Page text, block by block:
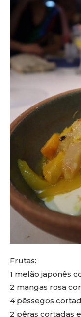
Frutas:
1 melão japonês
2 mangas rosa
4 pêssegos
2 pêras cortadas